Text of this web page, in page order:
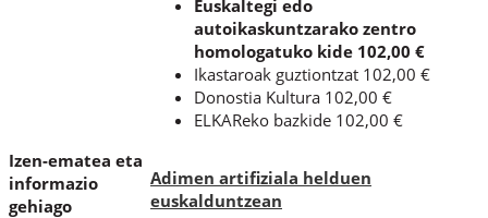
Euskaltegi edo
autoikaskuntzarako zentro
homologatuko kide 102,00 €
Ikastaroak guztiontzat 102,00 €
Donostia Kultura 102,00 €
ELKAReko bazkide 102,00 €
Izen-ematea eta
informazio
gehiago
Adimen artifiziala helduen
euskalduntzean